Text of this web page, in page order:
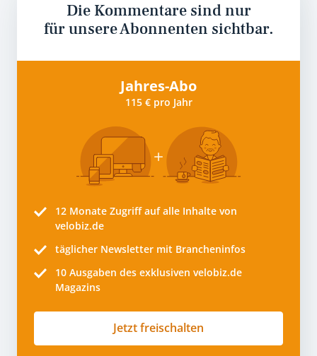
Die Kommentare sind nur
für unsere Abonnenten sichtbar.
Jahres-Abo
115 € pro Jahr
12 Monate Zugriff auf alle Inhalte von
velobiz.de
täglicher Newsletter mit Brancheninfos
10 Ausgaben des exklusiven velobiz.de
Magazins
Jetzt freischalten